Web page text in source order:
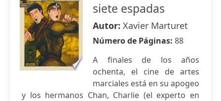
siete espadas
Autor: Xavier Marturet
Número de Páginas: 88
A finales de los años
ochenta, el cine de artes
marciales está en su apogeo
y los hermanos Chan, Charlie (el experto en